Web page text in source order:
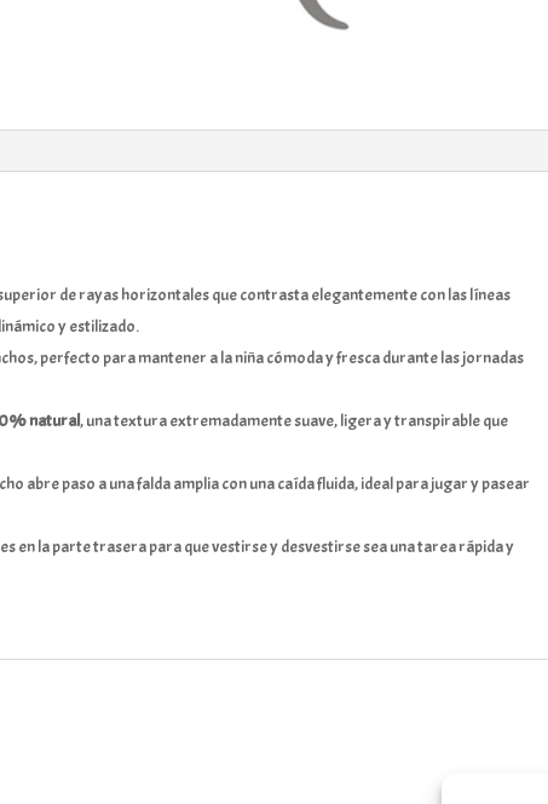
de rayas horizontales que contrasta elegantemente con las líneas
y estilizado.
perfecto para mantener a la niña cómoda y fresca durante las jornadas
natural, una textura extremadamente suave, ligera y transpirable que
abre paso a una falda amplia con una caída fluida, ideal para jugar y pasear
en la parte trasera para que vestirse y desvestirse sea una tarea rápida y